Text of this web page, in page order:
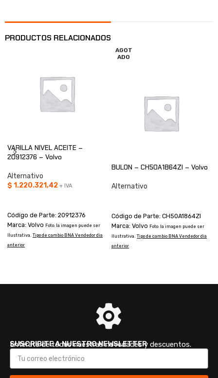
PRODUCTOS RELACIONADOS
VARILLA NIVEL ACEITE –
20912376 – Volvo
Alternativo
$ 1.220.321,42 + IVA
Código de Parte: 20912376
Marca: Volvo Foto: la imagen puede ser
Ilustrativa. Tipo de cambio BNA Vendedor dia
anterior
AGOT
ADO
BULON – CH50A1864ZI – Volvo
Alternativo
Código de Parte: CH50A1864ZI
Marca: Volvo Foto: la imagen puede ser
Ilustrativa. Tipo de cambio BNA Vendedor dia
anterior
SUSCRIBITE A NUESTRO NEWSLETTER
Enterate de todas nuestras novedades y descuentos.